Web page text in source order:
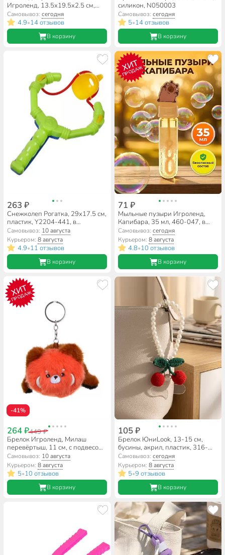
Игроленд, 13.5х19.5х2.5 см,
цветные, в коробке, 8 шт, 284-
231
Самовывоз:сегодня
4.9•14 отзывов
В корзину
силикон, N050003
Самовывоз: сегодня
5•14 отзывов
В корзину
263 ₽
Снежколеп Рогатка, 29х17.5 см,
пластик, Y2204-441, в
ассортименте
Самовывоз: 10 августа
Курьером:8 августа
4.9•11 отзывов
В корзину
ХИТ
ПРОДАЖ
71 ₽
Мыльные пузыри Игроленд,
Капибара, 35 мл, 460-047, в
ассортименте
Самовывоз: сегодня
Курьером: 8 августа
4.8•10 отзывов
В корзину
ХИТ
ПРОДАЖ
-41%
264 ₽449 ₽
Брелок Игроленд, Милаш
перевёртыш, 11 см, с подвесом,
полиэстер, 264-464, в
ассортименте
Самовывоз: 10 августа
Курьером:8 августа
5•10 отзывов
В корзину
105 ₽
Брелок ЮниLook, 13-15 см,
бусины, акрил, пластик, 316-
385, в ассортименте
Самовывоз: сегодня
Курьером: 8 августа
5•9 отзывов
В корзину